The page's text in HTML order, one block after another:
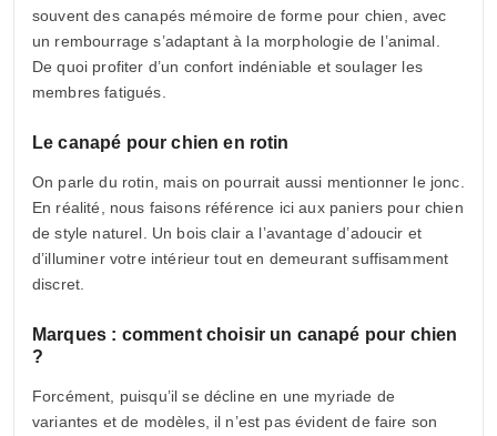
souvent des canapés mémoire de forme pour chien, avec
un rembourrage s’adaptant à la morphologie de l’animal.
De quoi profiter d’un confort indéniable et soulager les
membres fatigués.
Le canapé pour chien en rotin
On parle du rotin, mais on pourrait aussi mentionner le jonc.
En réalité, nous faisons référence ici aux paniers pour chien
de style naturel. Un bois clair a l’avantage d’adoucir et
d’illuminer votre intérieur tout en demeurant suffisamment
discret.
Marques : comment choisir un canapé pour chien
?
Forcément, puisqu’il se décline en une myriade de
variantes et de modèles, il n’est pas évident de faire son